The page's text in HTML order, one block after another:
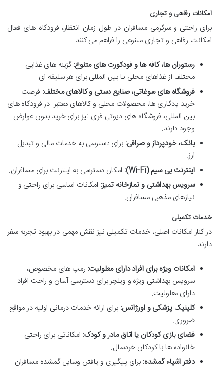
امکانات رفاهی و تجاری
برای راحتی و سرگرمی مسافران در طول زمان انتظار، فرودگاه های فعال
امکانات رفاهی و تجاری متنوعی را فراهم می کنند:
رستوران ها، کافه ها و فودکورت های متنوع:گزینه های غذایی
مختلف از غذاهای محلی تا بین المللی برای هر سلیقه ای.
فروشگاه های سوغاتی، صنایع دستی و کالاهای مختلف: فرصت
خرید یادگاری ها، محصولات محلی و کالاهای معتبر. در فرودگاه های
بین المللی، فروشگاه های دیوتی فری نیز برای خرید بدون عوارض
وجود دارند.
بانک، خودپرداز و صرافی: برای دسترسی به خدمات مالی و تبدیل
ارز.
اینترنت بی سیم (Wi-Fi):
امکان دسترسی به اینترنت برای مسافران.
سرویس بهداشتی و نمازخانه تمیز: امکانات اساسی برای راحتی و
نیازهای مذهبی مسافران.
خدمات تکمیلی
در کنار امکانات اصلی، خدمات تکمیلی نیز نقش مهمی در بهبود تجربه سفر
دارند:
امکانات ویژه برای افراد دارای معلولیت: رمپ های مخصوص،
سرویس بهداشتی ویژه و ویلچر برای دسترسی آسان و راحت افراد
دارای معلولیت.
کلینیک پزشکی و اورژانس: برای ارائه خدمات درمانی اولیه در مواقع
ضروری.
فضای بازی کودکان یا اتاق مادر و کودک: امکاناتی برای راحتی
خانواده ها با کودکان خردسال.
دفتر اشیاء گمشده: برای پیگیری و یافتن وسایل گمشده مسافران.